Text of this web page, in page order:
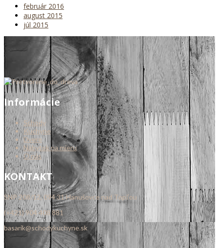
február 2016
august 2015
júl 2015
Informácie
Schody
Kuchyne
Dvere
Nábytok na mieru
O nás
KONTAKT
SNP 208/12, 094 31 Hanušovce nad Topľou
(+421) 904 408 881
basarik@schodykuchyne.sk